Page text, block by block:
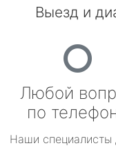
Выезд и
Любой
по
Наши специалисты